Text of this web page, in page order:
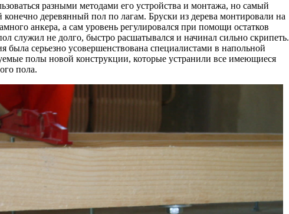
разными методами его устройства и монтажа, но самый
деревянный пол по лагам. Бруски из дерева монтировали на
анкера, а сам уровень регулировался при помощи остатков
служил не долго, быстро расшатывался и начинал сильно скрипеть.
была серьезно усовершенствована специалистами в напольной
полы новой конструкции, которые устранили все имеющиеся
пола.